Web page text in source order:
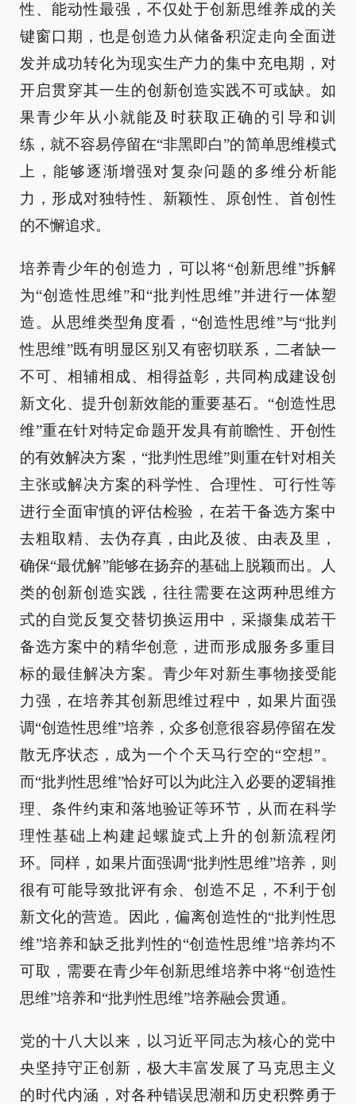
性、能动性最强，不仅处于创新思维养成的关
键窗口期，也是创造力从储备积淀走向全面迸
发并成功转化为现实生产力的集中充电期，对
开启贯穿其一生的创新创造实践不可或缺。如
果青少年从小就能及时获取正确的引导和训
练，就不容易停留在“非黑即白”的简单思维模式
上，能够逐渐增强对复杂问题的多维分析能
力，形成对独特性、新颖性、原创性、首创性
的不懈追求。
培养青少年的创造力，可以将“创新思维”拆解
为“创造性思维”和“批判性思维”并进行一体塑
造。从思维类型角度看，“创造性思维”与“批判
性思维”既有明显区别又有密切联系，二者缺一
不可、相辅相成、相得益彰，共同构成建设创
新文化、提升创新效能的重要基石。“创造性思
维”重在针对特定命题开发具有前瞻性、开创性
的有效解决方案，“批判性思维”则重在针对相关
主张或解决方案的科学性、合理性、可行性等
进行全面审慎的评估检验，在若干备选方案中
去粗取精、去伪存真，由此及彼、由表及里，
确保“最优解”能够在扬弃的基础上脱颖而出。人
类的创新创造实践，往往需要在这两种思维方
式的自觉反复交替切换运用中，采撷集成若干
备选方案中的精华创意，进而形成服务多重目
标的最佳解决方案。青少年对新生事物接受能
力强，在培养其创新思维过程中，如果片面强
调“创造性思维”培养，众多创意很容易停留在发
散无序状态，成为一个个天马行空的“空想”。
而“批判性思维”恰好可以为此注入必要的逻辑推
理、条件约束和落地验证等环节，从而在科学
理性基础上构建起螺旋式上升的创新流程闭
环。同样，如果片面强调“批判性思维”培养，则
很有可能导致批评有余、创造不足，不利于创
新文化的营造。因此，偏离创造性的“批判性思
维”培养和缺乏批判性的“创造性思维”培养均不
可取，需要在青少年创新思维培养中将“创造性
思维”培养和“批判性思维”培养融会贯通。
党的十八大以来，以习近平同志为核心的党中
央坚持守正创新，极大丰富发展了马克思主义
的时代内涵，对各种错误思潮和历史积弊勇于